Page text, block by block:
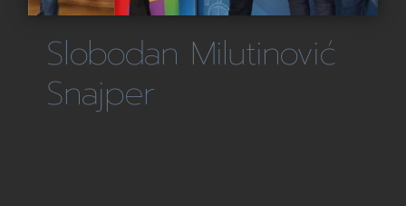
Slobodan Milutinović
Snajper